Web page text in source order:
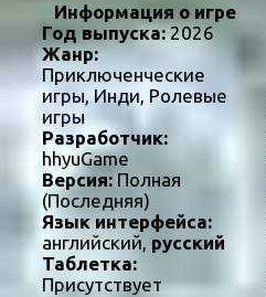
Информация о игре
Год выпуска:2026
Жанр:
Приключенческие
игры, Инди, Ролевые
игры
Разработчик:
hhyuGame
Версия: Полная
(Последняя)
Язык интерфейса:
английский, русский
Таблетка:
Присутствует